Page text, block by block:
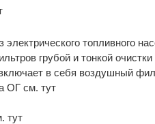
электрического топливного
грубой и тонкой очистки
в себя воздушный
ОГ см. тут
тут